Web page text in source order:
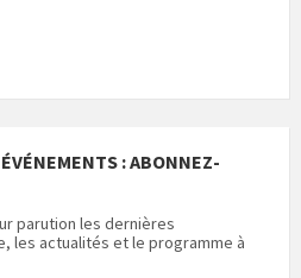
: ABONNEZ-
parution les dernières
les actualités et le programme à